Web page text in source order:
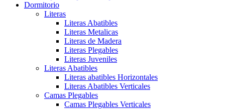
Dormitorio
Literas
Literas Abatibles
Literas Metalicas
Literas de Madera
Literas Plegables
Literas Juveniles
Literas Abatibles
Literas abatibles Horizontales
Literas Abatibles Verticales
Camas Plegables
Camas Plegables Verticales